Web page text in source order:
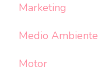
Marketing
Medio Ambiente
Motor